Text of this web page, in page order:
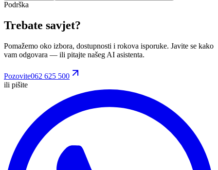
Podrška
Trebate savjet?
Pomažemo oko izbora, dostupnosti i rokova isporuke. Javite se kako
vam odgovara — ili pitajte našeg AI asistenta.
Pozovite062 625 500
ili pišite